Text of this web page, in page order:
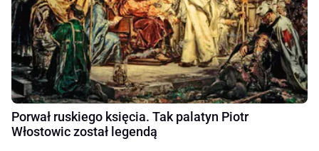
Porwał ruskiego księcia. Tak palatyn Piotr
Włostowic został legendą